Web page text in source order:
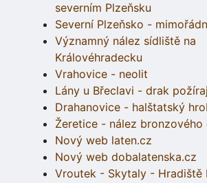
severním Plzeňsku
Severní Plzeňsko -
Významný nález sídliště na
Královéhradecku
Vrahovice - neolit
Lány u Břeclavi - drak
Drahanovice - halštatský
Žeretice - nález bronzového
Nový web laten.cz
Nový web dobalatenska.cz
Vroutek - Skytaly - Hradiště